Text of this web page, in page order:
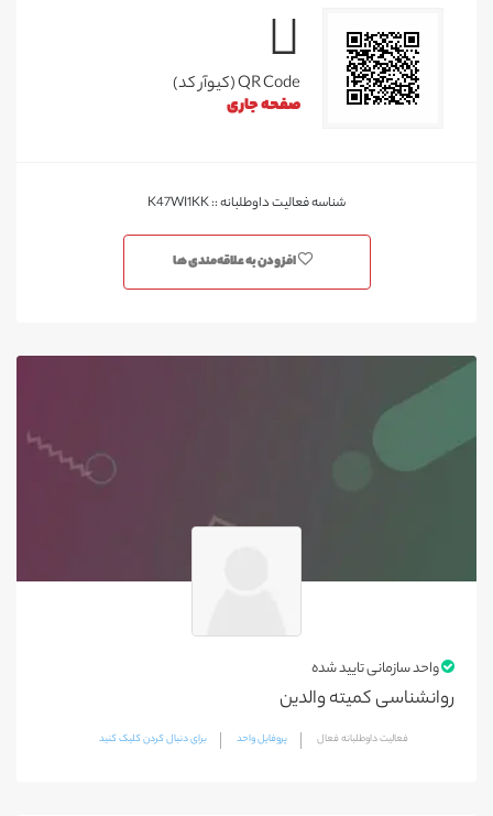
QR Code (کیوآر کد)
صفحه جاری
شناسه فعالیت داوطلبانه :: K47WI1KK
افزودن به علاقه‌مندی ها
واحد سازمانی تایید شده
روانشناسی کمیته والدین
فعالیت داوطلبانه فعال پروفایل واحد برای دنبال کردن کلیک کنید